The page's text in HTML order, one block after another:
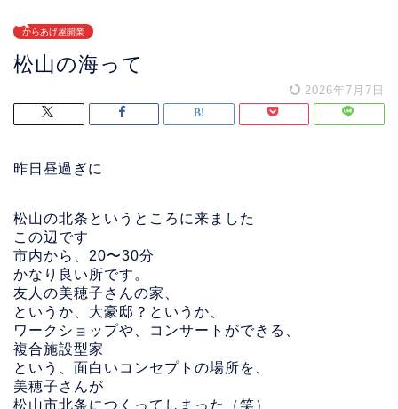
からあげ屋開業
松山の海って
2026年7月7日
昨日昼過ぎに
松山の北条というところに来ました
この辺です
市内から、20〜30分
かなり良い所です。
友人の美穂子さんの家、
というか、大豪邸？というか、
ワークショップや、コンサートができる、
複合施設型家
という、面白いコンセプトの場所を、
美穂子さんが
松山市北条につくってしまった（笑）